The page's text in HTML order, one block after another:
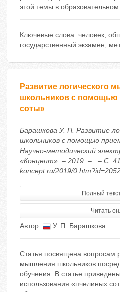
этой темы в
Ключевые слова: человек,
государственный экзамен,
Развитие логического
школьников с помощью
соты»
Барашкова У. П. Развитие
школьников с помощью
Научно-методический
«Концепт». – 2019. – . – С.
koncept.ru/2019/
Полный
Читать
Автор: У. П. Барашкова
Статья посвящена вопросам
мышления школьников
обучения. В статье
использования «пчелиных